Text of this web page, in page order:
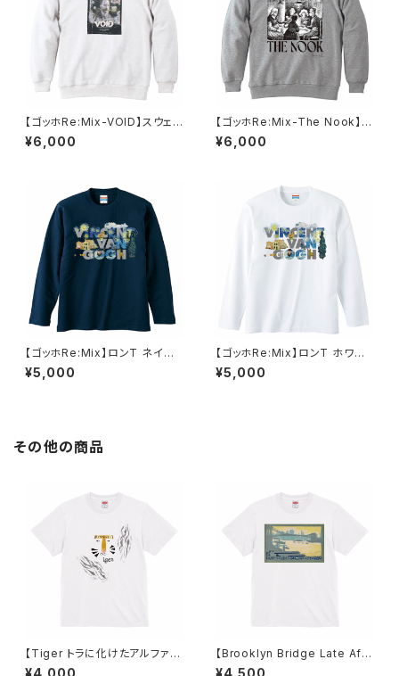
【ゴッホRe:Mix-VOID】スウェッ
ト ホワイト ユニセックス
¥6,000
【ゴッホRe:Mix-The Nook】ス
ウェット グレー ユニセックス
¥6,000
【ゴッホRe:Mix】ロンT ネイビ
ー ユニセックス
¥5,000
【ゴッホRe:Mix】ロンT ホワイト
ユニセックス
¥5,000
その他の商品
【Tiger トラに化けたアルファベ
ット】Tシャツ ホワイト ユニセッ
¥4,000
【Brooklyn Bridge Late Afte
rnoon(1916)】Tシャツ ホワイト
¥4,500